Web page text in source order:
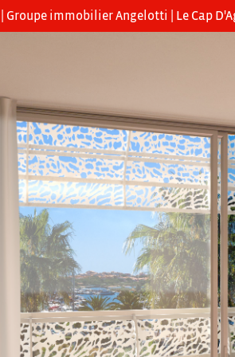
Groupe immobilier Angelotti Le Cap